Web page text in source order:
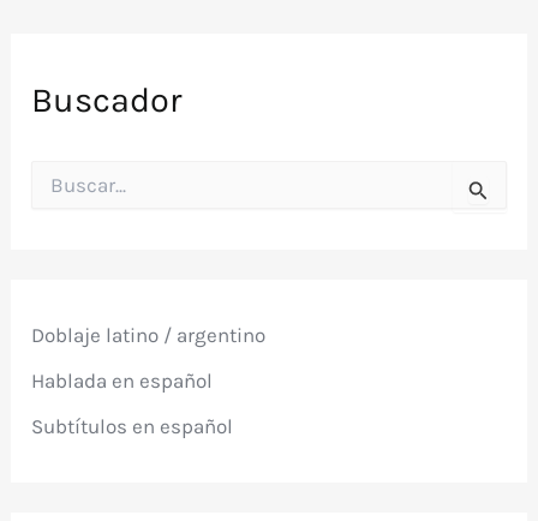
Buscador
o
:
Doblaje latino / argentino
Hablada en español
Subtítulos en español